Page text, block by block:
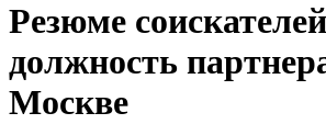
Резюме
должность
Москве